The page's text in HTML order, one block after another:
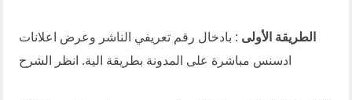
الطريقة الأولى : بادخال رقم تعريفي الناشر وعرض اعلانات
ادسنس مباشرة على المدونة بطريقة الية. انظر الشرح